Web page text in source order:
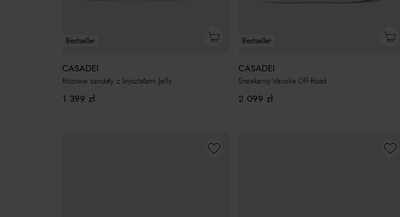
Bestseller
CASADEI
Różowe sandały z kryształami Jelly
1 399 zł
Bestseller
CASADEI
Sneakersy Versilia Off-Road
2 099 zł